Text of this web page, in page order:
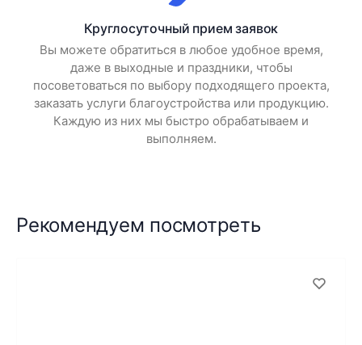
Круглосуточный прием заявок
Вы можете обратиться в любое удобное время,
даже в выходные и праздники, чтобы
посоветоваться по выбору подходящего проекта,
заказать услуги благоустройства или продукцию.
Каждую из них мы быстро обрабатываем и
выполняем.
Рекомендуем посмотреть